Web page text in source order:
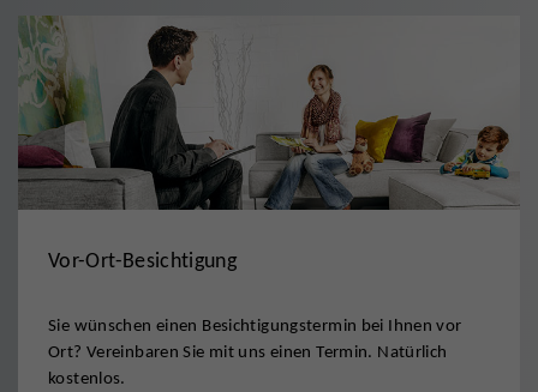
Vor-Ort-Besichtigung
Sie wünschen einen Besichtigungstermin bei Ihnen vor
Ort? Vereinbaren Sie mit uns einen Termin. Natürlich
kostenlos.